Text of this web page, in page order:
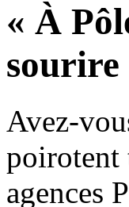
« À
sourire
Avez-
poirotent
agences